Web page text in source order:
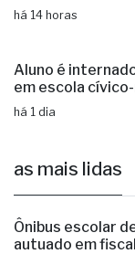
há 14 horas
Aluno é
em escola
há 1 dia
as mais lidas
Ônibus escolar
autuado em